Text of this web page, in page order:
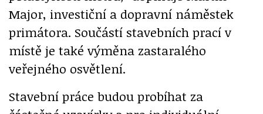
Major, investiční a dopravní náměstek
primátora. Součástí stavebních prací v
místě je také výměna zastaralého
veřejného osvětlení.
Stavební práce budou probíhat za